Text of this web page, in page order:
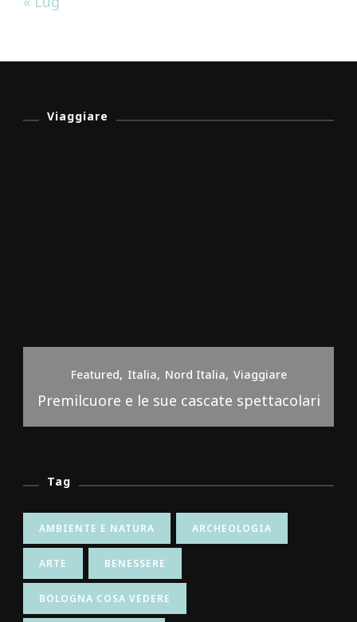
Viaggiare
Featured Italia Nord Italia Viaggiare
Premilcuore e le sue cascate spettacolari
Tag
AMBIENTE E NATURA ARCHEOLOGIA
ARTE BENESSERE
BOLOGNA COSA VEDERE